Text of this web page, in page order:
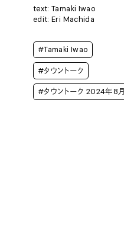
text: Tamaki Iwao
edit: Eri Machida
#Tamaki Iwao
#タウントーク
#タウントーク 2024年8月